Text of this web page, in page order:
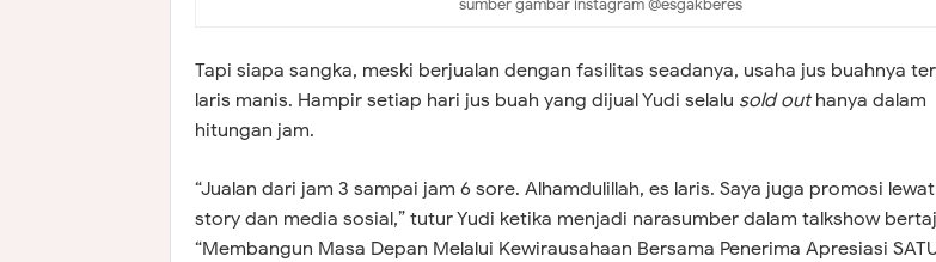
sumber gambar instagram @esgakberes
Tapi siapa sangka, meski berjualan dengan fasilitas seadanya, usaha jus buahnya
laris manis. Hampir setiap hari jus buah yang dijual Yudi selalu sold outhanya dalam
hitungan jam.
“Jualan dari jam 3 sampai jam 6 sore. Alhamdulillah, es laris. Saya juga promosi
story dan media sosial,” tutur Yudi ketika menjadi narasumber dalam talkshow
“Membangun Masa Depan Melalui Kewirausahaan Bersama Penerima Apresiasi